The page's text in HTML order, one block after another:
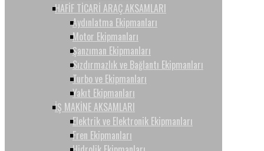
HAFİF TİCARİ ARAÇ AKSAMLARI
Aydınlatma Ekipmanları
Motor Ekipmanları
Şanzıman Ekipmanları
Sızdırmazlık ve Bağlantı Ekipmanları
Turbo ve Ekipmanları
Yakıt Ekipmanları
İŞ MAKİNE AKSAMLARI
Elektrik ve Elektronik Ekipmanları
Fren Ekipmanları